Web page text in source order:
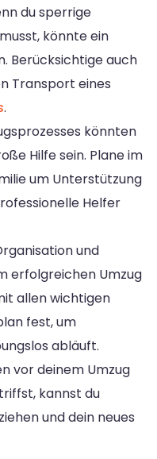
du sperrige
könnte ein
Berücksichtige auch
Transport eines
.
könnten
Hilfe sein. Plane im
um Unterstützung
Helfer
und
erfolgreichen Umzug
allen wichtigen
fest, um
abläuft.
vor deinem Umzug
kannst du
und dein neues